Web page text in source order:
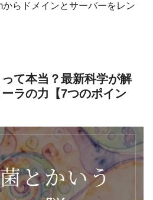
らドメインとサーバーをレン
て本当？最新科学が解
ラの力【7つのポイン